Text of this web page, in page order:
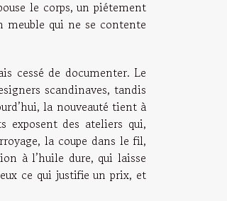
le corps, un piétement
qui ne se contente
cessé de documenter. Le
scandinaves, tandis
la nouveauté tient à
exposent des ateliers qui,
la coupe dans le fil,
à l’huile dure, qui laisse
ce qui justifie un prix, et